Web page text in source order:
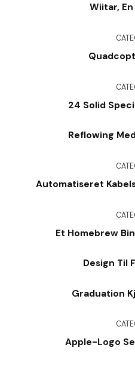
Wiitar,
24 Solid
Reflowing
Automatiseret
Et Homebrew
Design Til
Graduation
Apple-Logo